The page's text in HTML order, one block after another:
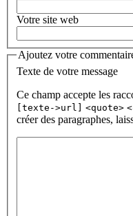
Votre site web
Ajoutez votre
Texte de votre message
Ce champ accepte les
[texte->url] <quote>
créer des paragraphes,